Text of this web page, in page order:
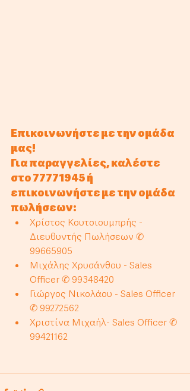
Επικοινωνήστε με την ομάδα
μας!
Για παραγγελίες, καλέστε
στο 77771945 ή
επικοινωνήστε με την ομάδα
πωλήσεων:
Χρίστος Κουτσιουμπρής -
Διευθυντής Πωλήσεων ✆
99665905
Μιχάλης Χρυσάνθου - Sales
Officer ✆ 99348420
Γιώργος Νικολάου - Sales Officer
✆ 99272562
Χριστίνα Μιχαήλ- Sales Officer ✆
99421162